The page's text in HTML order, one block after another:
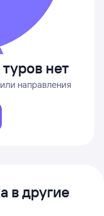
нет
направления
в другие